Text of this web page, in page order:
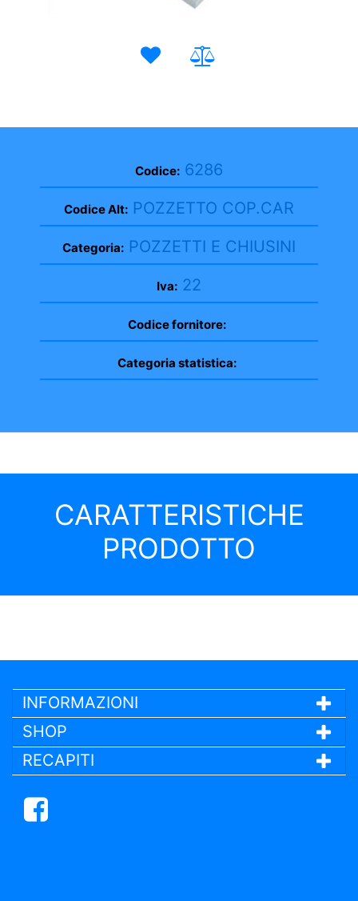
Codice: 6286
Codice Alt: POZZETTO COP.CAR
Categoria: POZZETTI E CHIUSINI
Iva: 22
Codice fornitore:
Categoria statistica:
CARATTERISTICHE
PRODOTTO
INFORMAZIONI
SHOP
RECAPITI
Facebook